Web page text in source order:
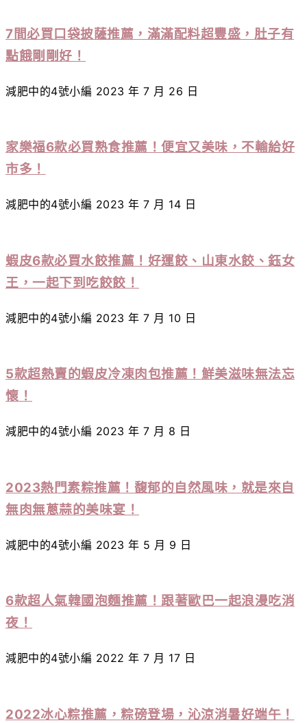
7間必買口袋披薩推薦，滿滿配料超豐盛，肚子有
點餓剛剛好！
減肥中的4號小編 2023 年 7 月 26 日
家樂福6款必買熟食推薦！便宜又美味，不輸給好
市多！
減肥中的4號小編 2023 年 7 月 14 日
蝦皮6款必買水餃推薦！好運餃、山東水餃、鈺女
王，一起下到吃餃餃！
減肥中的4號小編 2023 年 7 月 10 日
5款超熱賣的蝦皮冷凍肉包推薦！鮮美滋味無法忘
懷！
減肥中的4號小編 2023 年 7 月 8 日
2023熱門素粽推薦！馥郁的自然風味，就是來自
無肉無蔥蒜的美味宴！
減肥中的4號小編 2023 年 5 月 9 日
6款超人氣韓國泡麵推薦！跟著歐巴一起浪漫吃消
夜！
減肥中的4號小編 2022 年 7 月 17 日
2022冰心粽推薦，粽磅登場，沁涼消暑好端午！